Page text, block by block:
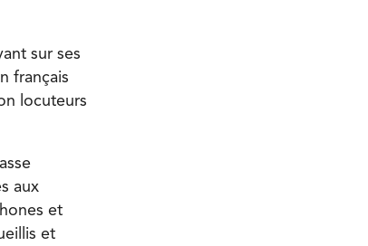
sur ses
français
locuteurs
aux
et
et